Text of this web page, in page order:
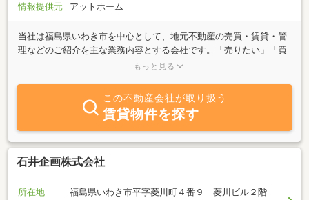
情報提供元
アットホーム
当社は福島県いわき市を中心として、地元不動産の売買・賃貸・管
理などのご紹介を主な業務内容とする会社です。「売りたい」「買
いたい」「借りたい」「貸したい」不動産に関する事は何でもお気
を心掛けております。地域に根ざした物件情報を揃えてお待ちして
おります。いわき市内の物件は当社へご相談ください。いわき市内
及びいわき駅周辺エリア！
もっと見る
この不動産会社が取り扱う
賃貸物件を探す
石井企画株式会社
所在地
福島県いわき市平字菱川町４番９ 菱川ビル２階